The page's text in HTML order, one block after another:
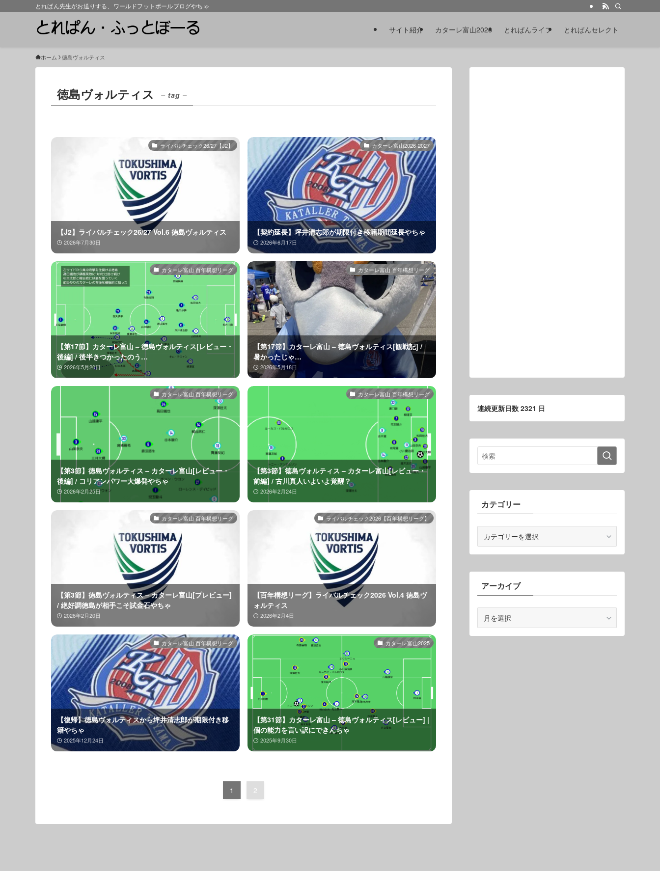
とれぱん先生がお送りする、ワールドフットボールブログやちゃ
サイト紹介 カターレ富山2026 とれぱんライフ とれぱんセレクト
ホーム 徳島ヴォルティス
徳島ヴォルティス – tag –
ライバルチェック26/27【J2】
【J2】ライバルチェック26/27 Vol.6 徳島ヴォルティス
2026年7月30日
カターレ富山2026-2027
【契約延長】坪井清志郎が期限付き移籍期間延長やちゃ
2026年6月17日
カターレ富山 百年構想リーグ
【第17節】カターレ富山 – 徳島ヴォルティス[レビュー・
後編] / 後半きつかったのう…
2026年5月20日
カターレ富山 百年構想リーグ
【第17節】カターレ富山 – 徳島ヴォルティス[観戦記] /
暑かったじゃ…
2026年5月18日
カターレ富山 百年構想リーグ
【第3節】徳島ヴォルティス – カターレ富山[レビュー・
後編] / コリアンパワー大爆発やちゃ
2026年2月25日
カターレ富山 百年構想リーグ
【第3節】徳島ヴォルティス – カターレ富山[レビュー・
前編] / 古川真人いよいよ覚醒？
2026年2月24日
カターレ富山 百年構想リーグ
【第3節】徳島ヴォルティス – カターレ富山[プレビュー]
/ 絶好調徳島が相手こそ試金石やちゃ
2026年2月20日
ライバルチェック2026【百年構想リーグ】
【百年構想リーグ】ライバルチェック2026 Vol.4 徳島ヴ
ォルティス
2026年2月4日
カターレ富山 百年構想リーグ
【復帰】徳島ヴォルティスから坪井清志郎が期限付き移
籍やちゃ
2025年12月24日
カターレ富山2025
【第31節】カターレ富山 – 徳島ヴォルティス[レビュー] |
個の能力を言い訳にできんちゃ
2025年9月30日
1 2
連続更新日数 2321 日
カテゴリー
ゴ
ー
アーカイブ
カ